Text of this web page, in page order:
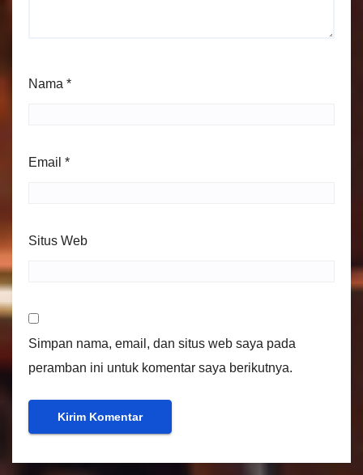
Nama *
Email *
Situs Web
Simpan nama, email, dan situs web saya pada
peramban ini untuk komentar saya berikutnya.